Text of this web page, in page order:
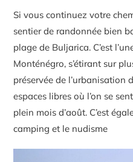
Si vous continuez votre
sentier de randonnée bien
plage de Buljarica. C’est
Monténégro, s’étirant sur
préservée de l’urbanisation
espaces libres où l’on se
plein mois d’août. C’est
camping et le nudisme